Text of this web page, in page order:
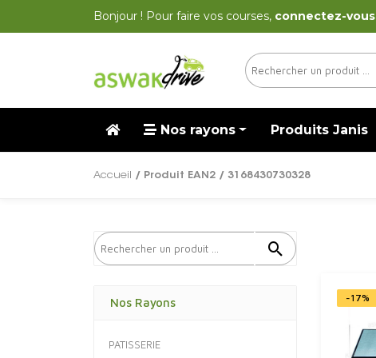
Bonjour ! Pour faire vos courses, connectez-vous
Nos rayons Produits Janis
Accueil / Produit EAN2 / 3168430730328
Nos Rayons
PATISSERIE
-17%